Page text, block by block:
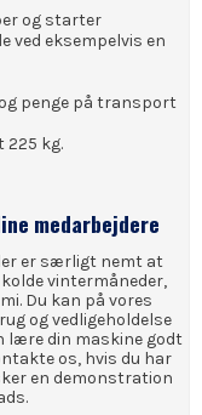
og starter
ved eksempelvis en
penge på transport
kg.
medarbejdere
er særligt nemt at
vintermåneder,
Du kan på vores
og vedligeholdelse
lære din maskine godt
os, hvis du har
en demonstration